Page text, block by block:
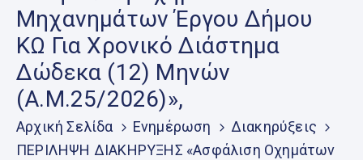
Νησί
Ενημέρωση
Επικοινωνία
Μητρώο
Εθελοντών
Μηχανημάτων Έργου Δήμου
ΚΩ Για Χρονικό Διάστημα
Δώδεκα (12) Μηνών
(Α.Μ.25/2026)»,
Αρχική Σελίδα Ενημέρωση
Διακηρύξεις
ΠΕΡΙΛΗΨΗ ΔΙΑΚΗΡΥΞΗΣ «Ασφάλιση Οχημάτων